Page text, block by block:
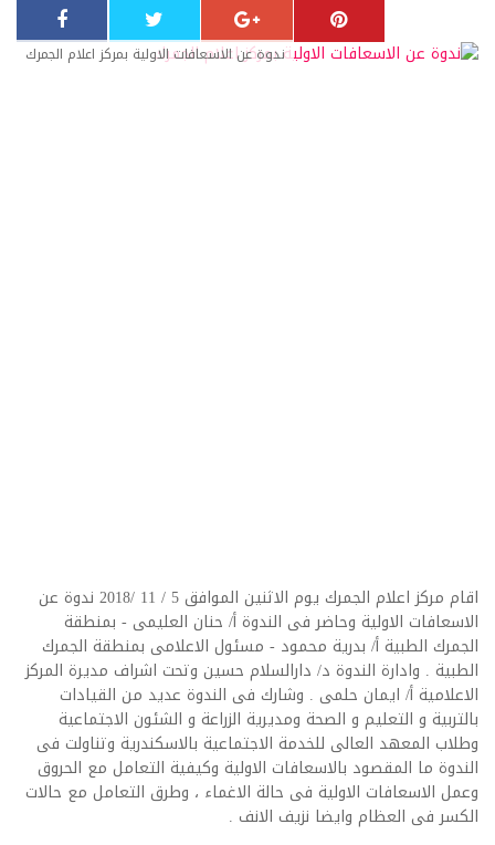
ندوة عن الاسعافات الاولية بمركز اعلام الجمرك
اقام مركز اعلام الجمرك يوم الاثنين الموافق 5 / 11 /2018 ندوة عن
الاسعافات الاولية وحاضر فى الندوة أ/ حنان العليمى - بمنطقة
الجمرك الطبية أ/ بدرية محمود - مسئول الاعلامى بمنطقة الجمرك
الطبية . وادارة الندوة د/ دارالسلام حسين وتحت اشراف مديرة المركز
الاعلامية أ/ ايمان حلمى . وشارك فى الندوة عديد من القيادات
بالتربية و التعليم و الصحة ومديرية الزراعة و الشئون الاجتماعية
وطلاب المعهد العالى للخدمة الاجتماعية بالاسكندرية وتناولت فى
الندوة ما المقصود بالاسعافات الاولية وكيفية التعامل مع الحروق
وعمل الاسعافات الاولية فى حالة الاغماء ، وطرق التعامل مع حالات
الكسر فى العظام وايضا نزيف الانف .